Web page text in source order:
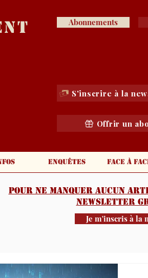
Abonnements
S'inscrire à la
Offrir un
Enquêtes Face à
Pour ne manquer aucun
newsletter
Je m'inscris à la